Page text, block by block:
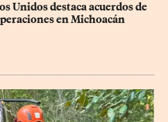
Unidos destaca acuerdos de
en Michoacán